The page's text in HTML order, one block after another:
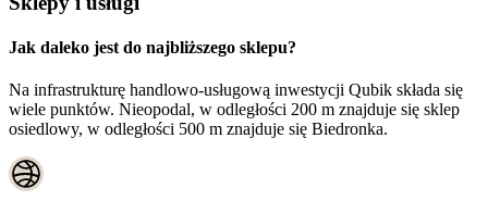
Jak daleko jest do najbliższego sklepu?
Na infrastrukturę handlowo-usługową inwestycji Qubik składa się
wiele punktów. Nieopodal, w odległości 200 m znajduje się sklep
osiedlowy, w odległości 500 m znajduje się Biedronka.